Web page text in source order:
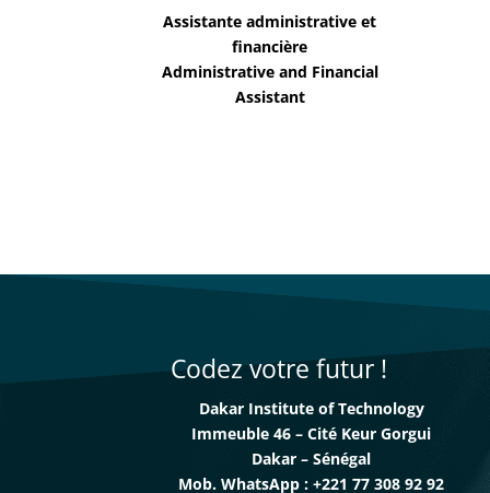
Assistante administrative et
financière
Administrative and Financial
Assistant
Codez votre futur !
Dakar Institute of Technology
Immeuble 46 – Cité Keur Gorgui
Dakar – Sénégal
Mob. WhatsApp : +221 77 308 92 92